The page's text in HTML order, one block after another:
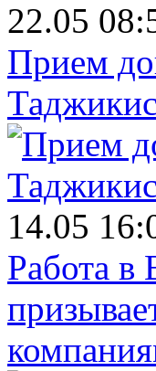
22.05
Прием
14.05
Работа в